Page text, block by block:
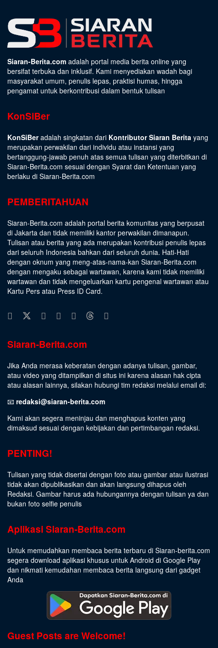
Siaran-Berita.com adalah portal media berita online yang
bersifat terbuka dan inklusif. Kami menyediakan wadah bagi
masyarakat umum, penulis lepas, praktisi humas, hingga
pengamat untuk berkontribusi dalam bentuk tulisan
KonSiBer
KonSiBeradalah singkatan dari Kontributor Siaran Berita yang
merupakan perwakilan dari individu atau instansi yang
bertanggung-jawab penuh atas semua tulisan yang diterbitkan di
Siaran-Berita.com sesuai dengan Syarat dan Ketentuan yang
berlaku di Siaran-Berita.com
PEMBERITAHUAN
Siaran-Berita.com adalah portal berita komunitas yang berpusat
di Jakarta dan tidak memiliki kantor perwakilan dimanapun.
Tulisan atau berita yang ada merupakan kontribusi penulis lepas
dari seluruh Indonesia bahkan dari seluruh dunia. Hati-Hati
dengan oknum yang meng-atas-nama-kan Siaran-Berita.com
dengan mengaku sebagai wartawan, karena kami tidak memiliki
wartawan dan tidak mengeluarkan kartu pengenal wartawan atau
Kartu Pers atau Press ID Card.
Siaran-Berita.com
Jika Anda merasa keberatan dengan adanya tulisan, gambar,
atau video yang ditampilkan di situs ini karena alasan hak cipta
atau alasan lainnya, silakan hubungi tim redaksi melalui email di:
📧 redaksi@siaran-berita.com
Kami akan segera meninjau dan menghapus konten yang
dimaksud sesuai dengan kebijakan dan pertimbangan redaksi.
PENTING!
Tulisan yang tidak disertai dengan foto atau gambar atau ilustrasi
tidak akan dipublikasikan dan akan langsung dihapus oleh
Redaksi. Gambar harus ada hubungannya dengan tulisan ya dan
bukan foto selfie penulis
Aplikasi Siaran-Berita.com
Untuk memudahkan membaca berita terbaru di Siaran-berita.com
segera download aplikasi khusus untuk Android di Google Play
dan nikmati kemudahan membaca berita langsung dari gadget
Anda
Guest Posts are Welcome!